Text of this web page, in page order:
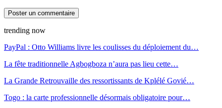
trending now
PayPal : Otto Williams livre les coulisses du déploiement du…
La fête traditionnelle Agbogboza n’aura pas lieu cette…
La Grande Retrouvaille des ressortissants de Kplélé Govié…
Togo : la carte professionnelle désormais obligatoire pour…